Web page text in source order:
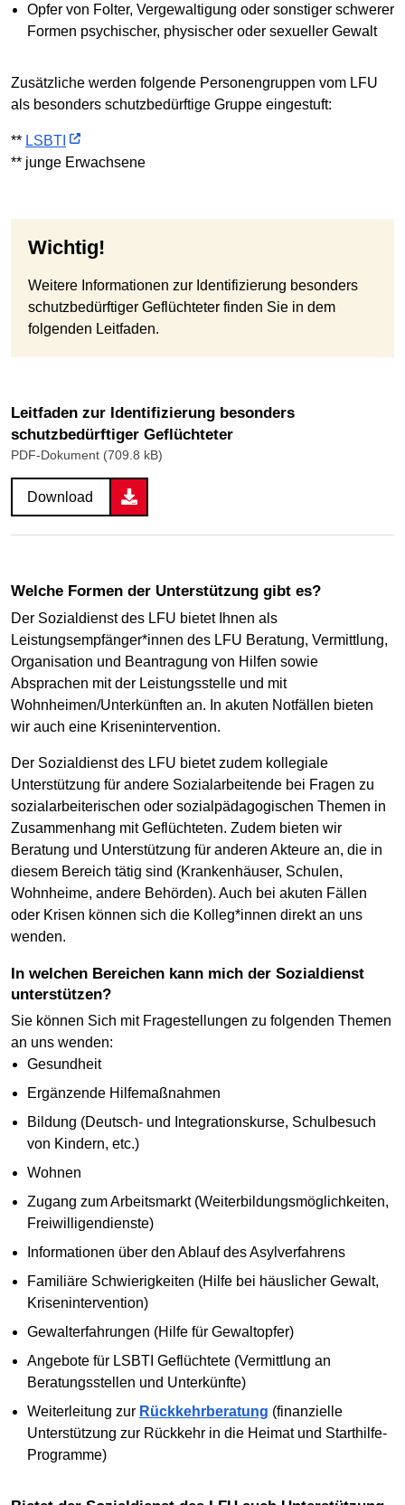
Opfer von Folter, Vergewaltigung oder sonstiger schwerer
Formen psychischer, physischer oder sexueller Gewalt
Zusätzliche werden folgende Personengruppen vom LFU
als besonders schutzbedürftige Gruppe eingestuft:
** LSBTI
** junge Erwachsene
Wichtig!
Weitere Informationen zur Identifizierung besonders
schutzbedürftiger Geflüchteter finden Sie in dem
folgenden Leitfaden.
Leitfaden zur Identifizierung besonders
schutzbedürftiger Geflüchteter
PDF-Dokument (709.8 kB)
Download
Welche Formen der Unterstützung gibt es?
Der Sozialdienst des LFU bietet Ihnen als
Leistungsempfänger*innen des LFU Beratung, Vermittlung,
Organisation und Beantragung von Hilfen sowie
Absprachen mit der Leistungsstelle und mit
Wohnheimen/Unterkünften an. In akuten Notfällen bieten
wir auch eine Krisenintervention.
Der Sozialdienst des LFU bietet zudem kollegiale
Unterstützung für andere Sozialarbeitende bei Fragen zu
sozialarbeiterischen oder sozialpädagogischen Themen in
Zusammenhang mit Geflüchteten. Zudem bieten wir
Beratung und Unterstützung für anderen Akteure an, die in
diesem Bereich tätig sind (Krankenhäuser, Schulen,
Wohnheime, andere Behörden). Auch bei akuten Fällen
oder Krisen können sich die Kolleg*innen direkt an uns
wenden.
In welchen Bereichen kann mich der Sozialdienst
unterstützen?
Sie können Sich mit Fragestellungen zu folgenden Themen
an uns wenden:
Gesundheit
Ergänzende Hilfemaßnahmen
Bildung (Deutsch- und Integrationskurse, Schulbesuch
von Kindern, etc.)
Wohnen
Zugang zum Arbeitsmarkt (Weiterbildungsmöglichkeiten,
Freiwilligendienste)
Informationen über den Ablauf des Asylverfahrens
Familiäre Schwierigkeiten (Hilfe bei häuslicher Gewalt,
Krisenintervention)
Gewalterfahrungen (Hilfe für Gewaltopfer)
Angebote für LSBTI Geflüchtete (Vermittlung an
Beratungsstellen und Unterkünfte)
Weiterleitung zur Rückkehrberatung (finanzielle
Unterstützung zur Rückkehr in die Heimat und Starthilfe-
Programme)